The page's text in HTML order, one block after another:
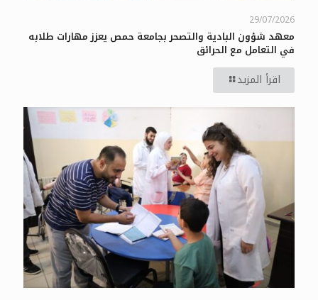
29/07/2026
معهد شؤون البادية والتصحر بجامعة حمص يعزز مهارات طلابه
في التعامل مع الحرائق
اقرأ المزيد